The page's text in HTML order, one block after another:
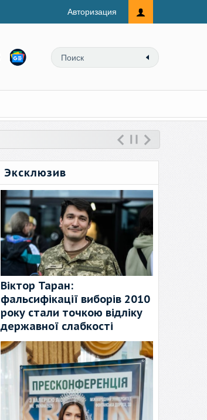
Авторизация
Эксклюзив
Віктор Таран:
фальсифікації виборів 2010
року стали точкою відліку
державної слабкості